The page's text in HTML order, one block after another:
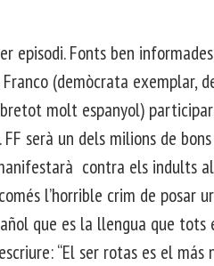
episodi. Fonts ben
(demòcrata
molt espanyol)
serà un dels milions de bons
contra els indults
l’horrible crim de posar
que es la llengua que tots
“El ser rotas es el